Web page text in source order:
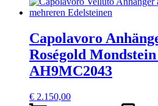
Capolavoro
Roségold
AH9MC2043
€ 2.150,00